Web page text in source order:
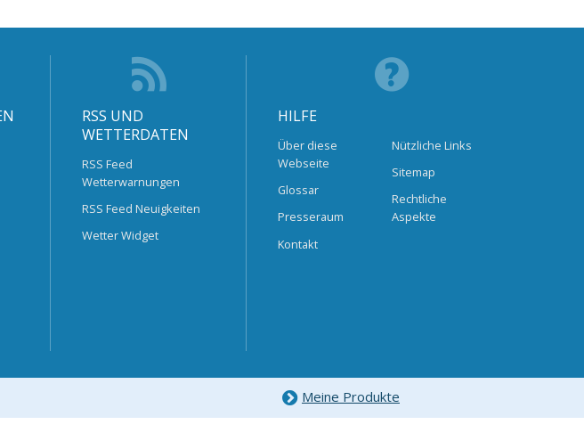
RSS UND
WETTERDATEN
RSS Feed
Wetterwarnungen
RSS Feed Neuigkeiten
Wetter Widget
HILFE
Über diese
Webseite
Glossar
Presseraum
Kontakt
Nützliche Links
Sitemap
Rechtliche
Aspekte
Meine Produkte